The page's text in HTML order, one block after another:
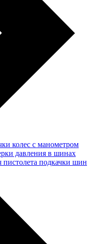
колес с манометром
давления в шинах
подкачки шин